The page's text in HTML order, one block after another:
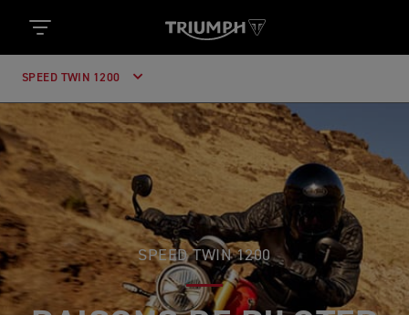
SPEED TWIN 1200
SPEED TWIN 1200